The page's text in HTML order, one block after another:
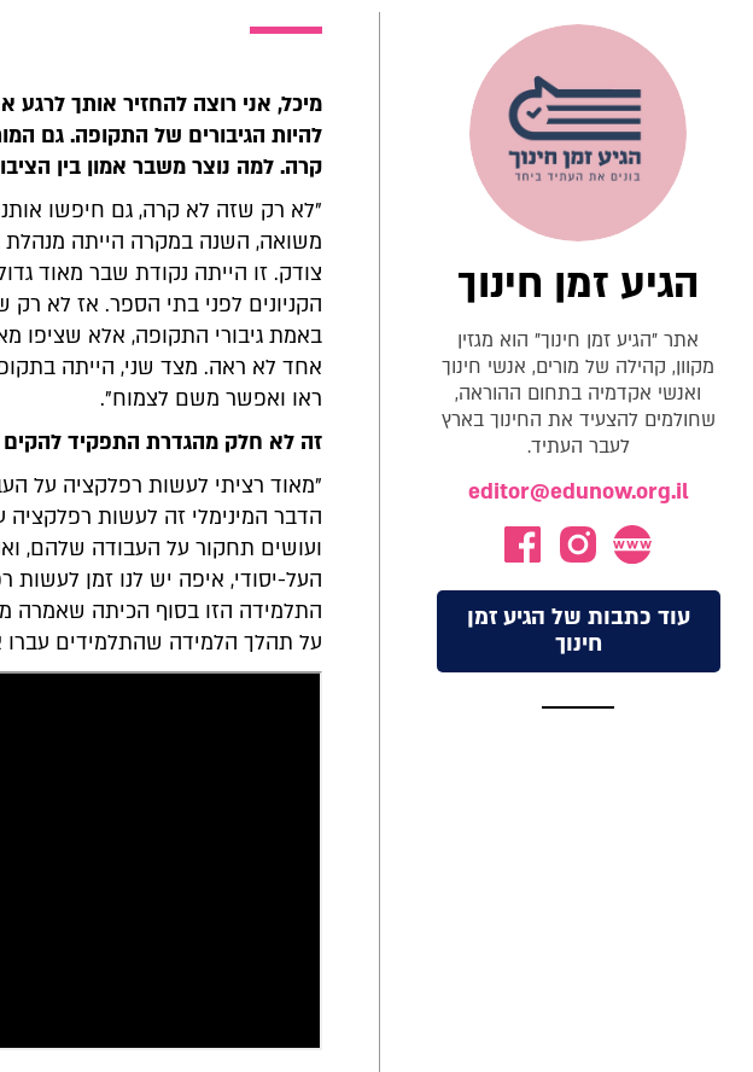
מיכל, אני רוצה להחזיר אותך לרגע
להיות הגיבורים של התקופה. גם
קרה. למה נוצר משבר אמון בין
"לא רק שזה לא קרה, גם חיפשו
משואה, השנה במקרה הייתה
צודק. זו הייתה נקודת שבר מאוד
הקניונים לפני בתי הספר. אז לא רק
באמת גיבורי התקופה, אלא שציפו
אחד לא ראה. מצד שני, הייתה
ראו ואפשר משם לצמוח".
זה לא חלק מהגדרת התפקיד להקים
"מאוד רציתי לעשות רפלקציה על
הדבר המינימלי זה לעשות רפלקציה
העל-יסודי, איפה יש לנו זמן
התלמידה הזו בסוף הכיתה שאמרה
על תהלך הלמידה שהתלמידים עברו
הגיע זמן חינוך
אתר "הגיע זמן חינוך" הוא מגזין
מקוון, קהילה של מורים, אנשי חינוך
ואנשי אקדמיה בתחום ההוראה,
שחולמים להצעיד את החינוך בארץ
לעבר העתיד.
editor@edunow.org.il
עוד כתבות של הגיע זמן
חינוך